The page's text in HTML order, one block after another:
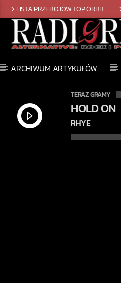
LISTA PRZEBOJÓW TOP ORBIT
ARCHIWUM ARTYKUŁÓW
TERAZ GRAMY
HOLD ON
RHYE